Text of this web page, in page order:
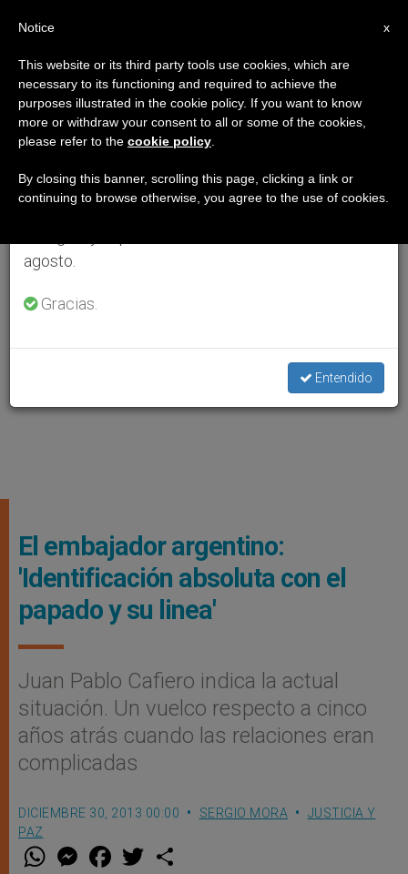
El embajador argentino:
'Identificación absoluta con el
papado y su li­nea'
Juan Pablo Cafiero indica la actual
situación. Un vuelco respecto a cinco
años atrás cuando las relaciones eran
complicadas
DICIEMBRE 30, 2013 00:00 SERGIO MORA
JUSTICIA Y
PAZ
W M
e
F
a w
×
Aviso importante
Del 27 de julio al 7 de agosto haremos la pausa
anual, aprovechando que en el periodo de verano
se generan menos informaciones y también el
agosto.
Gracias.
Entendido
x
Notice
This website or its third party tools use cookies, which are
necessary to its functioning and required to achieve the
purposes illustrated in the cookie policy. If you want to know
more or withdraw your consent to all or some of the cookies,
please refer to the cookie policy
By closing this banner, scrolling this page, clicking a link or
continuing to browse otherwise, you agree to the use of cookies.